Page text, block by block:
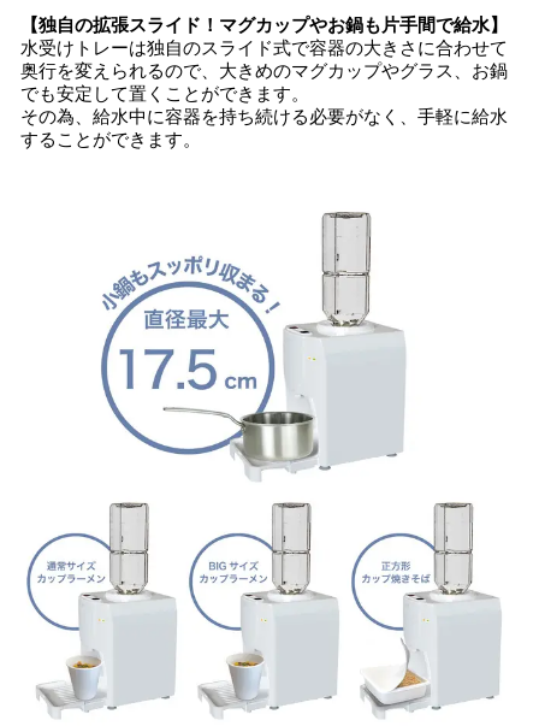
【独自の拡張スライド！マグカップやお鍋も片手間で給水】
水受けトレーは独自のスライド式で容器の大きさに合わせて
奥行を変えられるので、大きめのマグカップやグラス、お鍋
でも安定して置くことができます。
その為、給水中に容器を持ち続ける必要がなく、手軽に給水
することができます。